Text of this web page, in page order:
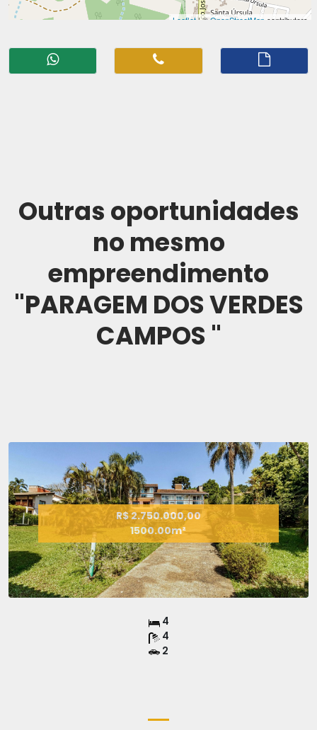
Outras oportunidades
no mesmo
empreendimento
"PARAGEM DOS VERDES
CAMPOS "
R$ 2.750.000,00
1500.00m²
4
4
2